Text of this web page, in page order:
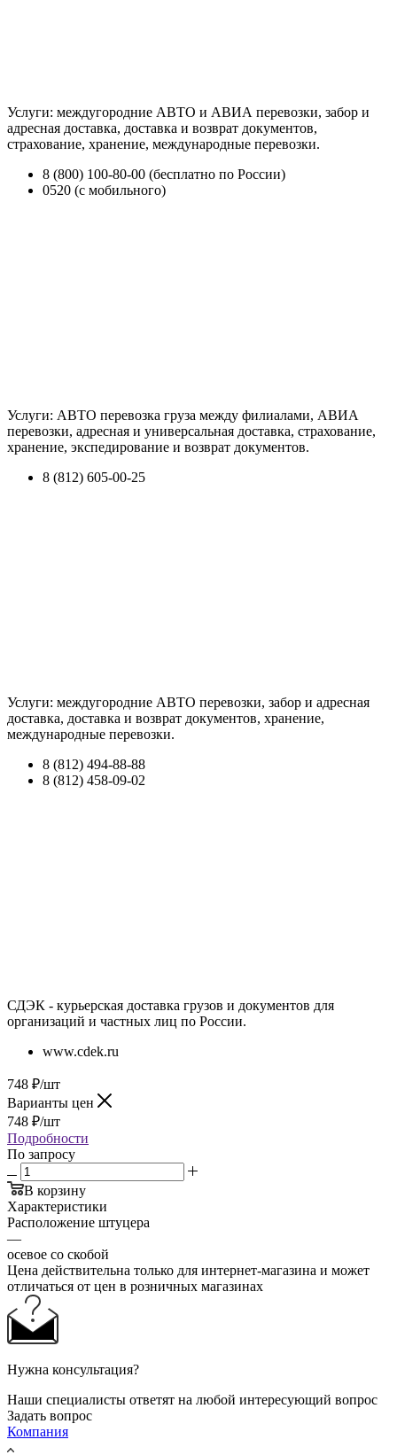
Услуги: междугородние АВТО и АВИА перевозки, забор и
адресная доставка, доставка и возврат документов,
страхование, хранение, международные перевозки.
8 (800) 100-80-00 (бесплатно по России)
0520 (с мобильного)
Услуги: АВТО перевозка груза между филиалами, АВИА
перевозки, адресная и универсальная доставка, страхование,
хранение, экспедирование и возврат документов.
8 (812) 605-00-25
Услуги: междугородние АВТО перевозки, забор и адресная
доставка, доставка и возврат документов, хранение,
международные перевозки.
8 (812) 494-88-88
8 (812) 458-09-02
СДЭК - курьерская доставка грузов и документов для
организаций и частных лиц по России.
www.cdek.ru
748 ₽/шт
Варианты цен
748 ₽/шт
Подробности
По запросу
В корзину
Характеристики
Расположение штуцера
—
осевое со скобой
Цена действительна только для интернет-магазина и может
отличаться от цен в розничных магазинах
Нужна консультация?
Наши специалисты ответят на любой интересующий вопрос
Задать вопрос
Компания